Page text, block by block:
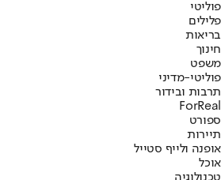
פוליטי
פלילים
בריאות
חינוך
משפט
פוליטי-מדיני
תרבות ובידור
ForReal
ספורט
תיירות
אופנה ולייף סטייל
אוכל